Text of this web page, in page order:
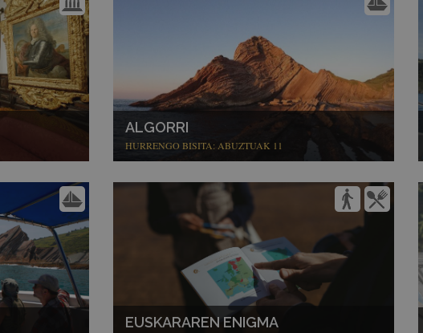
ALGORRI
HURRENGO BISITA: ABUZTUAK 11
EUSKARAREN ENIGMA